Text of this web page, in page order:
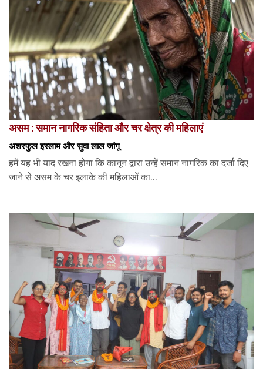
असम : समान नागरिक संहिता और चर क्षेत्र की महिलाएं
अशरफुल इस्लाम और सुवा लाल जांगू
हमें यह भी याद रखना होगा कि कानून द्वारा उन्हें समान नागरिक का दर्जा दिए
जाने से असम के चर इलाके की महिलाओं का...